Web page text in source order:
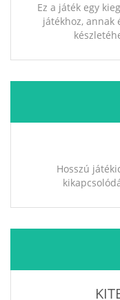
Ez a játék egy
játékhoz, annak
Hosszú